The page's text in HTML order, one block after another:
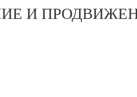
И